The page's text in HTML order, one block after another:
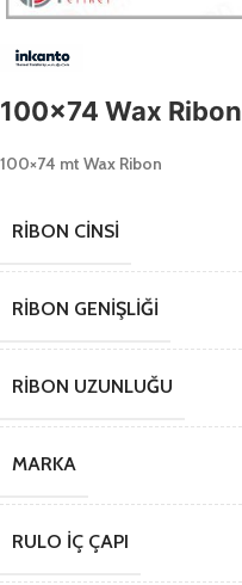
100×74 Wax Ribon
100×74 mt Wax Ribon
RIBON CINSI
RIBON GENIŞLIĞI
RIBON UZUNLUĞU
MARKA
RULO İÇ ÇAPI